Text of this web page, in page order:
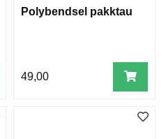
Polybendsel pakktau
49,00